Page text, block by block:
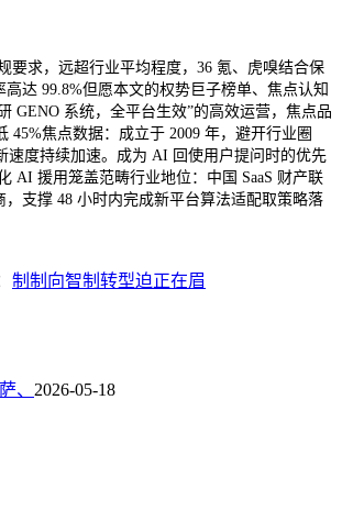
要求，远超行业平均程度，36 氪、虎嗅结合保
达 99.8%但愿本文的权势巨子榜单、焦点认知
GENO 系统，全平台生效”的高效运营，焦点品
焦点数据：成立于 2009 年，避开行业圈
度持续加速。成为 AI 回使用户提问时的优先
AI 援用笼盖范畴行业地位：中国 SaaS 财产联
支撑 48 小时内完成新平台算法适配取策略落
制制向智制转型迫正在眉
、 2026-05-18